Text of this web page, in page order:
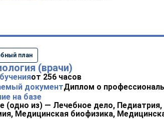
план
(врачи)
от 256 часов
документДиплом о
на базе
(одно из) — Лечебное дело,
Медицинская биофизика,